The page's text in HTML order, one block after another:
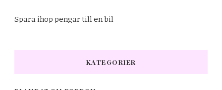
Spara ihop pengar till en bil
KATEGORIER